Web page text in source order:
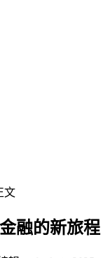
文
融的新旅程